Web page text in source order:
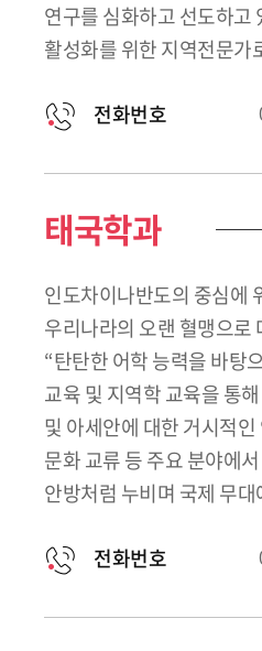
연구를 심화하고 선도하고
활성화를 위한 지역전문가
전화번호
태국학과
인도차이나반도의 중심에
우리나라의 오랜 혈맹으로
“탄탄한 어학 능력을 바탕
교육 및 지역학 교육을 통
및 아세안에 대한 거시적
문화 교류 등 주요 분야에
안방처럼 누비며 국제 무
전화번호